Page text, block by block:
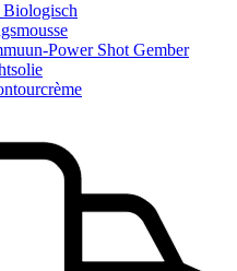
Biologisch
Power Shot Gember